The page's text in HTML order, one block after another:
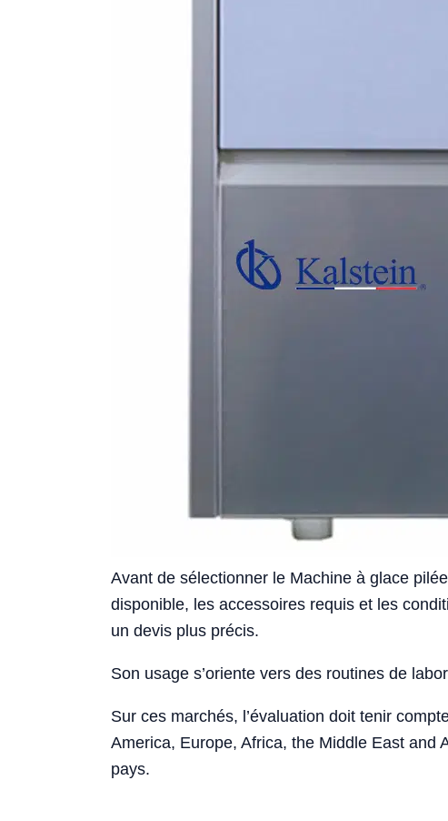
Avant de sélectionner le Machine à glace
disponible, les accessoires requis et les
un devis plus précis.
Son usage s’oriente vers des routines de
Sur ces marchés, l’évaluation doit tenir
America, Europe, Africa, the Middle East and
pays.